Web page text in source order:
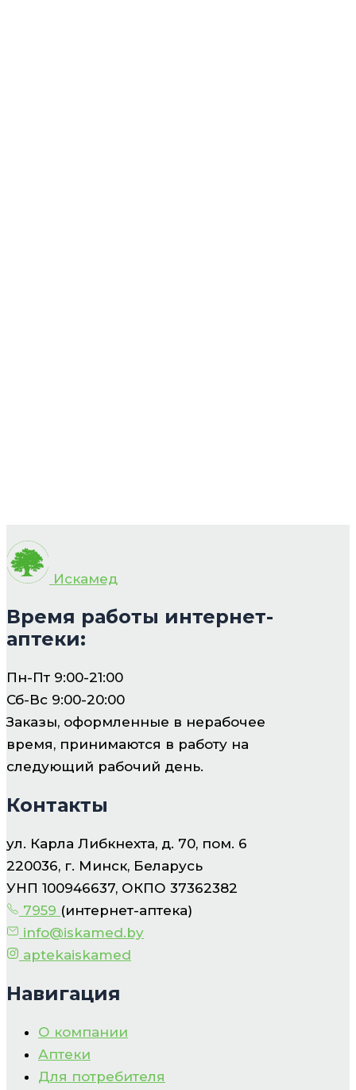
Искамед
Время работы интернет-
аптеки:
Пн-Пт 9:00-21:00
Сб-Вс 9:00-20:00
Заказы, оформленные в нерабочее
время, принимаются в работу на
следующий рабочий день.
Контакты
ул. Карла Либкнехта, д. 70, пом. 6
220036, г. Минск, Беларусь
УНП 100946637, ОКПО 37362382
7959 (интернет-аптека)
info@iskamed.by
aptekaiskamed
Навигация
О компании
Аптеки
Для потребителя